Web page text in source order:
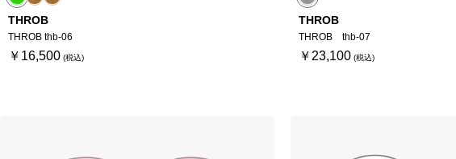
THROB
THROB thb-06
￥16,500
THROB
THROB thb-07
￥23,100